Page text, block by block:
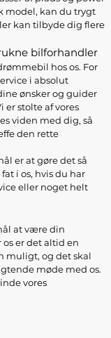
model, kan du trygt
kan tilbyde dig flere
bilforhandler
hos os. For
i absolut
ønsker og guider
stolte af vores
viden med dig, så
den rette
er at gøre det så
i os, hvis du har
eller noget helt
at være din
er det altid en
muligt, og det skal
møde med os.
vores